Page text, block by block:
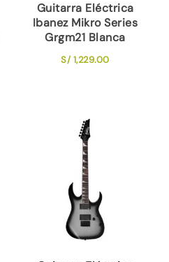
Guitarra Eléctrica
Ibanez Mikro Series
Grgm21 Blanca
S/1,229.00